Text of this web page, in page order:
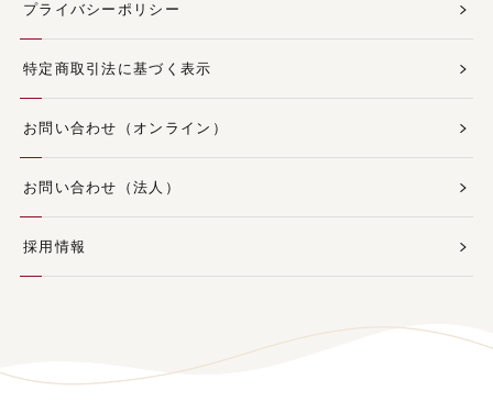
プライバシーポリシー
特定商取引法に基づく表示
お問い合わせ（オンライン）
お問い合わせ（法人）
採用情報